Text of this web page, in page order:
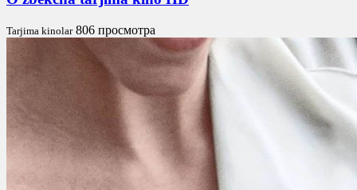
Tarjima kinolar 806 просмотра